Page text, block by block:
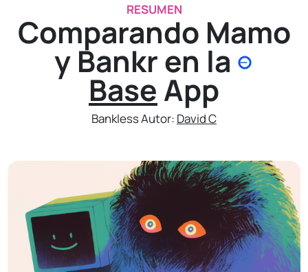
RESUMEN
Comparando Mamo
y Bankr en la
Base App
Bankless Autor: David C